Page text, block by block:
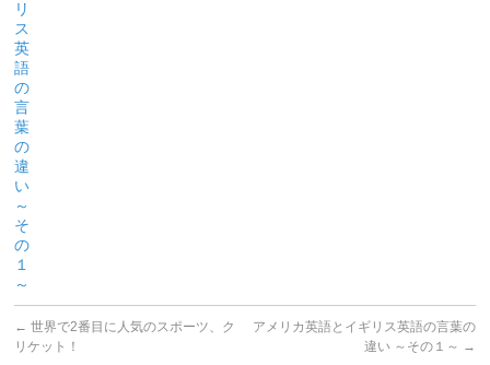
リ
ス
英
語
の
言
葉
の
違
い
～
そ
の
１
～
← 世界で2番目に人気のスポーツ、ク
リケット！
アメリカ英語とイギリス英語の言葉の
違い ～その１～ →